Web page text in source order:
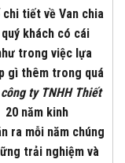
tiết về Van chia
khách có cái
trong việc lựa
gì thêm trong quá
ty TNHH Thiết
năm kinh
ra mỗi năm chúng
trải nghiệm và